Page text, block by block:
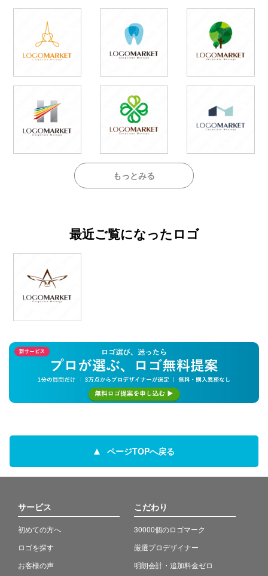
もっとみる
最近ご覧になったロゴ
ページTOPへ戻る
サービス
初めての方へ
ロゴを探す
お客様の声
こだわり
30000個のロゴマーク
厳選プロデザイナー
明朗会計・追加料金ゼロ